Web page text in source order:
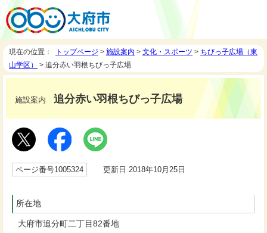
現在の位置： トップページ > 施設案内 > 文化・スポーツ > ちびっ子広場（東
山学区）
> 追分赤い羽根ちびっ子広場
施設案内 追分赤い羽根ちびっ子広場
ページ番号1005324 更新日 2018年10月25日
所在地
大府市追分町二丁目82番地